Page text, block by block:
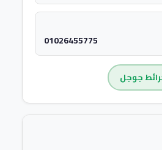
01026455775
جوجل